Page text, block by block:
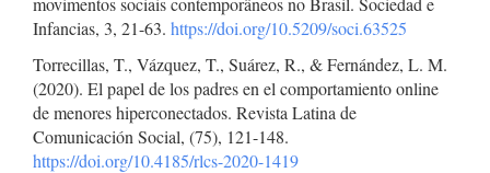
Infancias, 3, 21-63. https://doi.org/10.5209/soci.63525
Torrecillas, T., Vázquez, T., Suárez, R., & Fernández, L. M.
(2020). El papel de los padres en el comportamiento online
de menores hiperconectados. Revista Latina de
Comunicación Social, (75), 121-148.
https://doi.org/10.4185/rlcs-2020-1419